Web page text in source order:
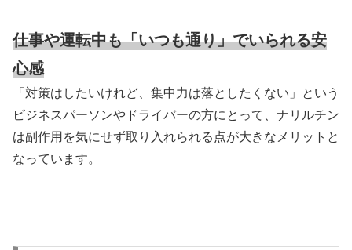
仕事や運転中も「いつも通り」でいられる安
心感
「対策はしたいけれど、集中力は落としたくない」という
ビジネスパーソンやドライバーの方にとって、ナリルチン
は副作用を気にせず取り入れられる点が大きなメリットと
なっています。